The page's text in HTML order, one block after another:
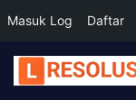
Masuk Log Daftar
Skip
to